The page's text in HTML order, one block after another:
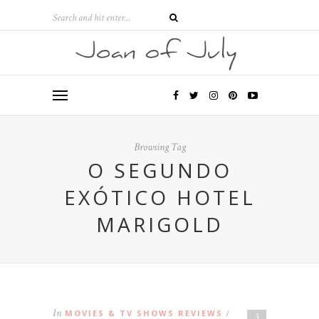
Browsing Tag
O SEGUNDO
EXÓTICO HOTEL
MARIGOLD
In MOVIES & TV SHOWS REVIEWS /